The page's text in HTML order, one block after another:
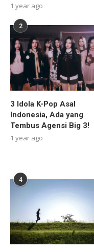
1 year ago
2
3 Idola K-Pop Asal
Indonesia, Ada yang
Tembus Agensi Big 3!
1 year ago
4